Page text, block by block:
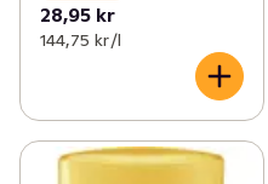
28,95 kr
144,75 kr /l